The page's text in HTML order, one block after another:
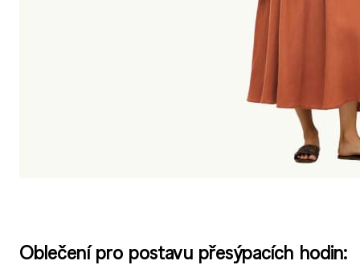
Oblečení pro postavu přesýpacích hodin: